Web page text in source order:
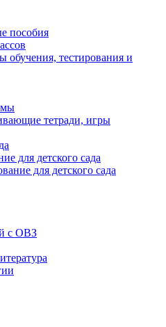
пособия
обучения, тестирования и
тетради, игры
для детского сада
для детского сада
с ОВЗ